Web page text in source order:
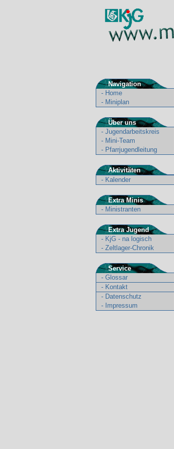
Navigation
- Home
- Miniplan
Über uns
- Jugendarbeitskreis
- Mini-Team
- Pfarrjugendleitung
Aktivitäten
- Kalender
Extra Minis
- Ministranten
Extra Jugend
- KjG - na logisch
- Zeltlager-Chronik
Service
- Glossar
- Kontakt
- Datenschutz
- Impressum